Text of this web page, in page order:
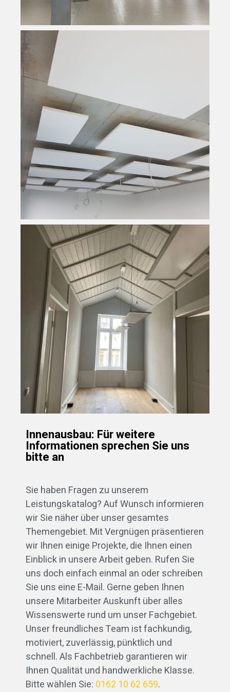
Innenausbau: Für weitere
Informationen sprechen Sie uns
bitte an
Sie haben Fragen zu unserem
Leistungskatalog? Auf Wunsch informieren
wir Sie näher über unser gesamtes
Themengebiet. Mit Vergnügen präsentieren
wir Ihnen einige Projekte, die Ihnen einen
Einblick in unsere Arbeit geben. Rufen Sie
uns doch einfach einmal an oder schreiben
Sie uns eine E-Mail. Gerne geben Ihnen
unsere Mitarbeiter Auskunft über alles
Wissenswerte rund um unser Fachgebiet.
Unser freundliches Team ist fachkundig,
motiviert, zuverlässig, pünktlich und
schnell. Als Fachbetrieb garantieren wir
Ihnen Qualität und handwerkliche Klasse.
Bitte wählen Sie: 0162 10 62 659.